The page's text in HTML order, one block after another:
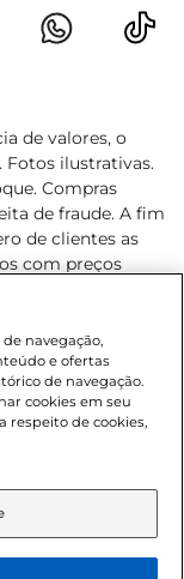
de valores, o
Fotos ilustrativas.
Compras
de fraude. A fim
de clientes as
com preços
exclusivos para
hoje, podendo
a venda
anos, conforme
da Criança e do
para o
on-line é de
navegação,
e ofertas
de navegação.
cookies em seu
respeito de cookies,